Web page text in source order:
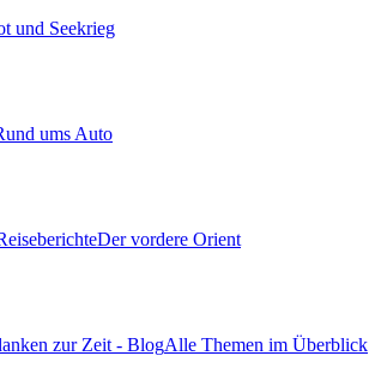
und Seekrieg
ums Auto
Der vordere Orient
zur Zeit - BlogAlle Themen im Überblick